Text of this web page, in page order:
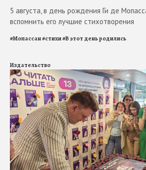
5 августа, в день рождения Ги де
вспомнить его лучшие стихотворения
#Мопассан#стихи#В этот день родились
Издательство